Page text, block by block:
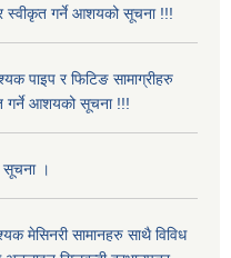
स्वीकृत गर्ने आशयको सूचना !!!
पाइप र फिटिङ सामाग्रीहरु
गर्ने आशयको सूचना !!!
सूचना ।
मेसिनरी सामानहरु साथै विविध